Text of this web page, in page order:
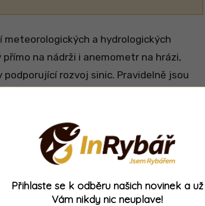
a hydrologických
na nádrži i anemometr na hrázi,
rozvoj sinic. Pravidelně jsou
nádrží.
Přihlaste se k odběru našich novinek a už
Vám nikdy nic neuplave!